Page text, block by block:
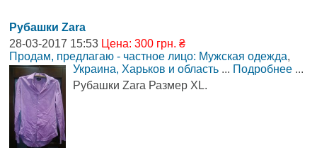
Рубашки Zara
28-03-2017 15:53 Цена: 300 грн. ₴
Продам, предлагаю - частное лицо: Мужская одежда,
Украина, Харьков и область ... Подробнее ...
Рубашки Zara Размер XL.